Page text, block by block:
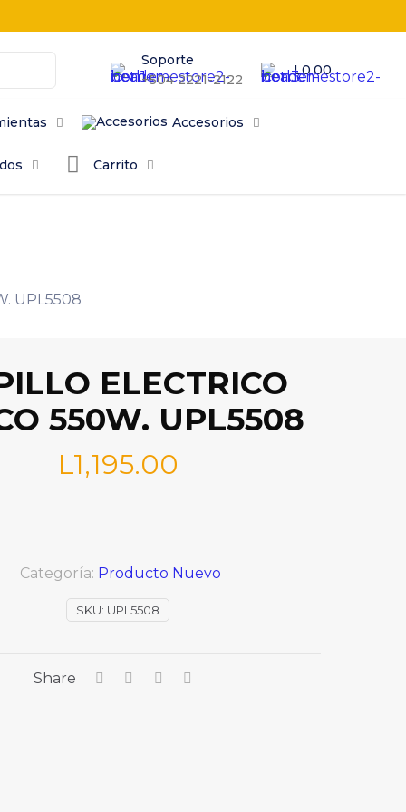
Soporte
+504 2221-2122
L0.00
Accesorios
Carrito
UPL5508
ELECTRICO
550W. UPL5508
L1,195.00
SKU: UPL5508
Categoría: Producto Nuevo
Share